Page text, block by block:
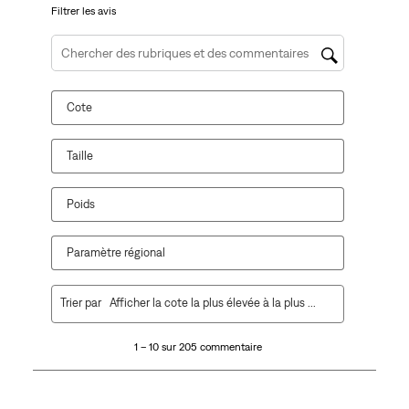
Filtrer les avis
Zone de recherche de sujet et d'avis
Cote
Taille
Poids
Paramètre régional
205
1 – 10 sur 205 commentaire
Trier par